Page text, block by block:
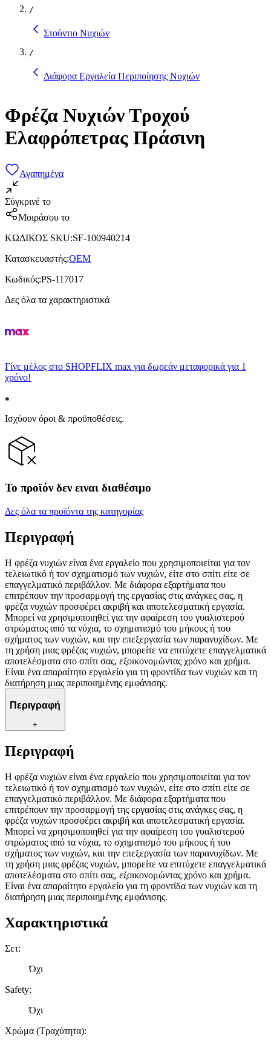
/
Στούντιο Νυχιών
/
Διάφορα Εργαλεία Περιποίησης Νυχιών
Φρέζα Νυχιών Τροχού
Ελαφρόπετρας Πράσινη
Αγαπημένα
Σύγκρινέ το
Μοιράσου το
ΚΩΔΙΚΟΣ SKU:SF-100940214
Κατασκευαστής:OEM
Κωδικός:PS-117017
Δες όλα τα χαρακτηριστικά
Γίνε μέλος στο SHOPFLIX max για δωρεάν μεταφορικά για 1
χρόνο!
Ισχύουν όροι & προϋποθέσεις.
Το προϊόν δεν ειναι διαθέσιμο
Δες όλα τα προϊόντα της κατηγορίας
Περιγραφή
Η φρέζα νυχιών είναι ένα εργαλείο που χρησιμοποιείται για τον
τελειωτικό ή τον σχηματισμό των νυχιών, είτε στο σπίτι είτε σε
επαγγελματικό περιβάλλον. Με διάφορα εξαρτήματα που
επιτρέπουν την προσαρμογή της εργασίας στις ανάγκες σας, η
φρέζα νυχιών προσφέρει ακριβή και αποτελεσματική εργασία.
Μπορεί να χρησιμοποιηθεί για την αφαίρεση του γυαλιστερού
στρώματος από τα νύχια, το σχηματισμό του μήκους ή του
σχήματος των νυχιών, και την επεξεργασία των παρανυχίδων. Με
τη χρήση μιας φρέζας νυχιών, μπορείτε να επιτύχετε επαγγελματικά
αποτελέσματα στο σπίτι σας, εξοικονομώντας χρόνο και χρήμα.
Είναι ένα απαραίτητο εργαλείο για τη φροντίδα των νυχιών και τη
διατήρηση μιας περιποιημένης εμφάνισης.
Περιγραφή
+
Περιγραφή
Η φρέζα νυχιών είναι ένα εργαλείο που χρησιμοποιείται για τον
τελειωτικό ή τον σχηματισμό των νυχιών, είτε στο σπίτι είτε σε
επαγγελματικό περιβάλλον. Με διάφορα εξαρτήματα που
επιτρέπουν την προσαρμογή της εργασίας στις ανάγκες σας, η
φρέζα νυχιών προσφέρει ακριβή και αποτελεσματική εργασία.
Μπορεί να χρησιμοποιηθεί για την αφαίρεση του γυαλιστερού
στρώματος από τα νύχια, το σχηματισμό του μήκους ή του
σχήματος των νυχιών, και την επεξεργασία των παρανυχίδων. Με
τη χρήση μιας φρέζας νυχιών, μπορείτε να επιτύχετε επαγγελματικά
αποτελέσματα στο σπίτι σας, εξοικονομώντας χρόνο και χρήμα.
Είναι ένα απαραίτητο εργαλείο για τη φροντίδα των νυχιών και τη
διατήρηση μιας περιποιημένης εμφάνισης.
Χαρακτηριστικά
Σετ:
Όχι
Safety:
Όχι
Χρώμα (Τραχύτητα):